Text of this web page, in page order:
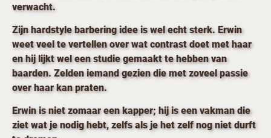
verwacht.
Zijn hardstyle barbering idee is wel echt sterk. Erwin
weet veel te vertellen over wat contrast doet met haar
en hij lijkt wel een studie gemaakt te hebben van
baarden. Zelden iemand gezien die met zoveel passie
over haar kan praten.
Erwin is niet zomaar een kapper; hij is een vakman die
ziet wat je nodig hebt, zelfs als je het zelf nog niet durft